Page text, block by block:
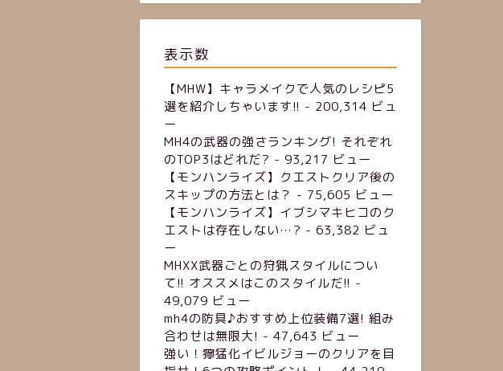
表示数
【MHW】キャラメイクで人気のレシピ5
選を紹介しちゃいます!! - 200,314 ビュ
ー
MH4の武器の強さランキング! それぞれ
のTOP3はどれだ? - 93,217 ビュー
【モンハンライズ】クエストクリア後の
スキップの方法とは？ - 75,605 ビュー
【モンハンライズ】イブシマキヒコのク
エストは存在しない…? - 63,382 ビュ
ー
MHXX武器ごとの狩猟スタイルについ
て!! オススメはこのスタイルだ!! -
49,079 ビュー
mh4の防具♪おすすめ上位装備7選! 組み
合わせは無限大! - 47,643 ビュー
強い！獰猛化イビルジョーのクリアを目